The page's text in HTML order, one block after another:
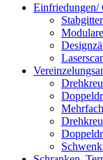
Einfriedungen/